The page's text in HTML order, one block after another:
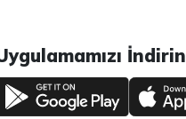
İndirin